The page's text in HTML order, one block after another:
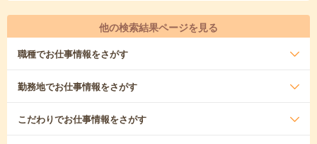
他の検索結果ページを見る
職種でお仕事情報をさがす
勤務地でお仕事情報をさがす
こだわりでお仕事情報をさがす